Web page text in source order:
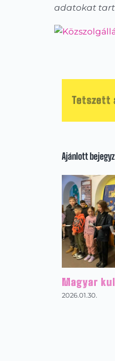
adatokat
Tetszett
Ajánlott
Magyar
2026.01.30.